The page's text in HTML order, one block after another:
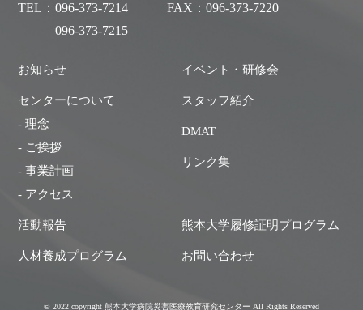
TEL：096-373-7214
096-373-7215
FAX：096-373-7220
お知らせ
センターについて
- 理念
- ご挨拶
- 事業計画
- アクセス
イベント・研修会
スタッフ紹介
DMAT
リンク集
活動報告 熊本大学履修証明プログラム
人材養成プログラム お問い合わせ
© 2022 copyright 熊本大学病院災害医療教育研究センター All Rights Reserved